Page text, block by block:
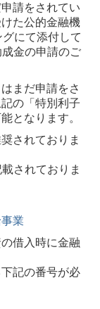
請をされてい
た公的金融機
にて添付して
金の申請のご
まだ申請をさ
の「特別利子
となります。
されておりま
されておりま
業
借入時に金融
記の番号が必